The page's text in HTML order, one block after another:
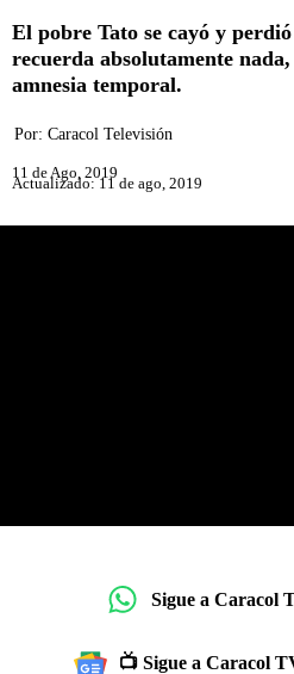
El pobre Tato se cayó y
recuerda absolutamente
amnesia temporal.
Por: Caracol Televisión
11 de Ago, 2019
Actualizado: 11 de ago, 2019
Sigue a Caracol
📺 Sigue a Caracol